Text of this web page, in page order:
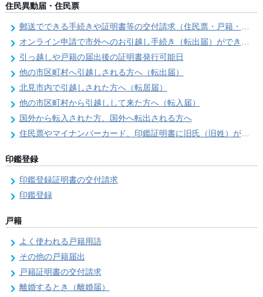
住民異動届・住民票
郵送でできる手続きや証明書等の交付請求（住民票・戸籍・国民年金関係）
オンライン申請で市外へのお引越し手続き（転出届）ができます
引っ越しや戸籍の届出後の証明書発行可能日
他の市区町村へ引越しされる方へ（転出届）
北見市内で引越しされた方へ（転居届）
他の市区町村から引越しして来た方へ（転入届）
国外から転入された方、国外へ転出される方へ
住民票やマイナンバーカード、印鑑証明書に旧氏（旧姓）が併記できるようになりました！
印鑑登録
印鑑登録証明書の交付請求
印鑑登録
戸籍
よく使われる戸籍用語
その他の戸籍届出
戸籍証明書の交付請求
離婚するとき（離婚届）